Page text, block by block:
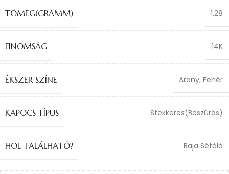
TÖMEG(GRAMM) 1,28
FINOMSÁG 14K
ÉKSZER SZÍNE Arany, Fehér
KAPOCS TÍPUS Stekkeres(Beszúrós)
HOL TALÁLHATÓ? Baja Sétáló